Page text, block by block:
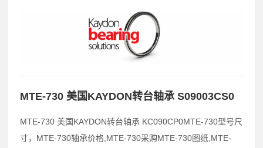
MTE-730 美国KAYDON转台轴承 S09003CS0
MTE-730 美国KAYDON转台轴承 KC090CP0MTE-730型号尺
寸，MTE-730轴承价格,MTE-730采购MTE-730图纸,MTE-